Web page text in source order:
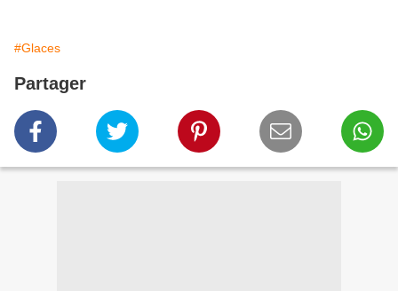
#Glaces
Partager